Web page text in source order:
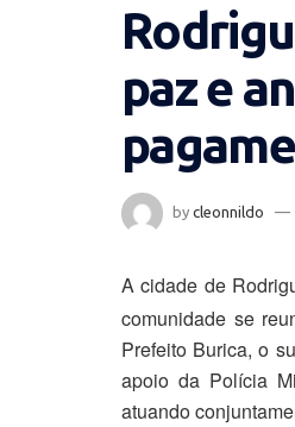
paz e
by cleonnildo
A cidade de
comunidade se
Prefeito Burica, o
apoio da Polícia
atuando